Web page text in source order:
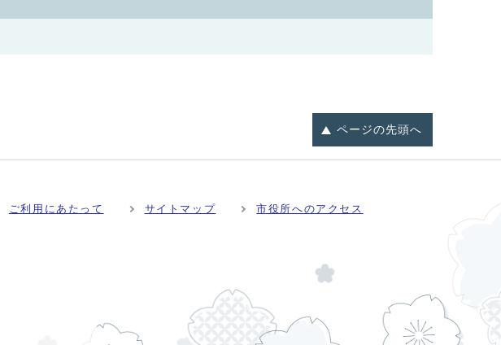
ページの先頭へ
ご利用にあたって サイトマップ 市役所へのアクセス